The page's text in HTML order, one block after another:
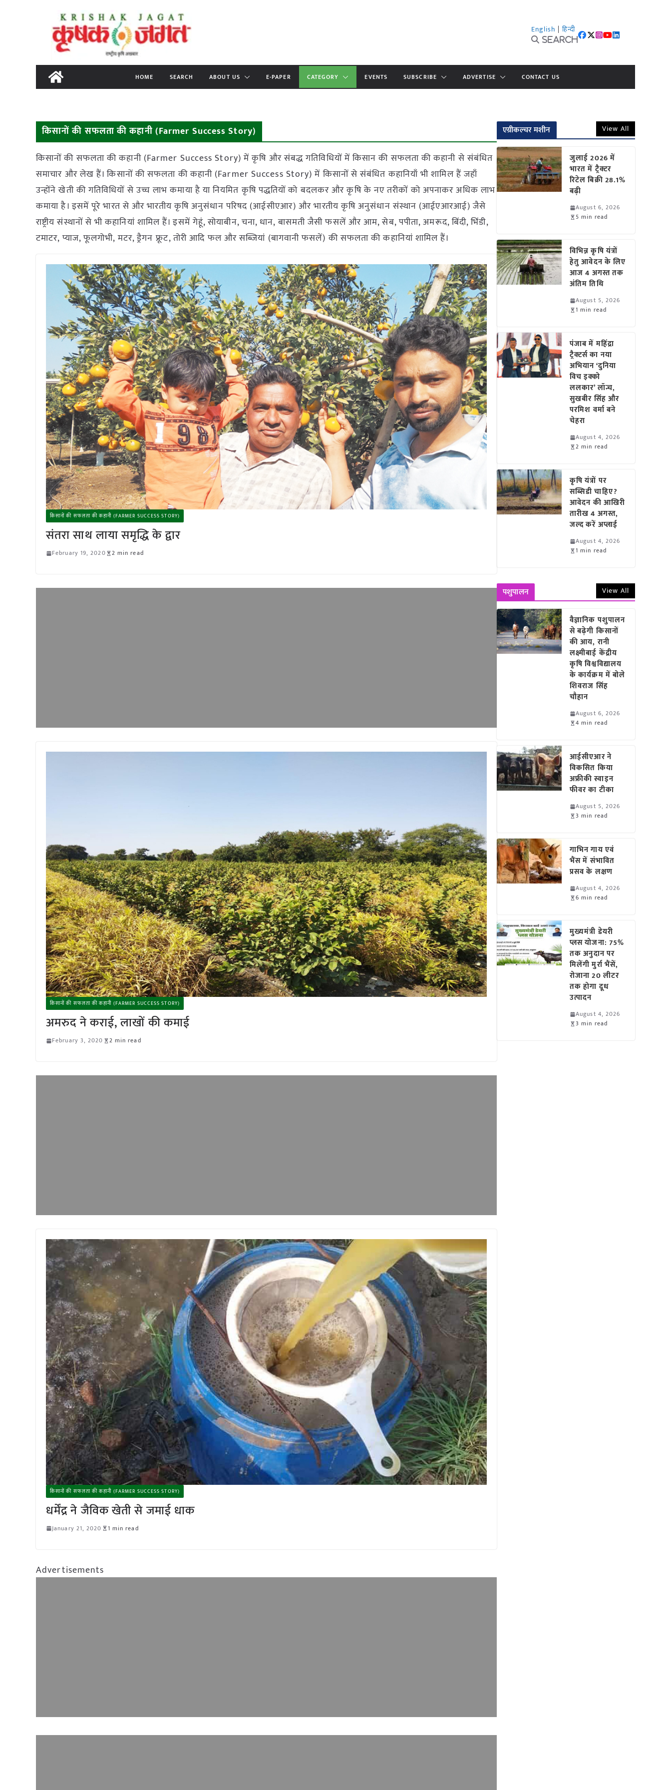
content
English | हिन्दी
Search
HOME SEARCH ABOUT US E-PAPER CATEGORY EVENTS SUBSCRIBE ADVERTISE CONTACT US
किसानों की सफलता की कहानी (Farmer Success Story)
किसानों की सफलता की कहानी (Farmer Success Story) में कृषि और संबद्ध गतिविधियों में किसान की सफलता की कहानी से संबंधित
समाचार और लेख हैं। किसानों की सफलता की कहानी (Farmer Success Story) में किसानों से संबंधित कहानियाँ भी शामिल हैं जहाँ
उन्होंने खेती की गतिविधियों से उच्च लाभ कमाया है या नियमित कृषि पद्धतियों को बदलकर और कृषि के नए तरीकों को अपनाकर अधिक लाभ
कमाया है। इसमें पूरे भारत से और भारतीय कृषि अनुसंधान परिषद (आईसीएआर) और भारतीय कृषि अनुसंधान संस्थान (आईएआरआई) जैसे
राष्ट्रीय संस्थानों से भी कहानियां शामिल हैं। इसमें गेहूं, सोयाबीन, चना, धान, बासमती जैसी फसलें और आम, सेब, पपीता, अमरूद, बिंदी, भिंडी,
टमाटर, प्याज, फूलगोभी, मटर, ड्रैगन फ्रूट, तोरी आदि फल और सब्जियां (बागवानी फसलें) की सफलता की कहानियां शामिल हैं।
किसानों की सफलता की कहानी (FARMER SUCCESS STORY)
संतरा साथ लाया समृद्धि के द्वार
February 19, 2020 2 min read
किसानों की सफलता की कहानी (FARMER SUCCESS STORY)
अमरुद ने कराई, लाखों की कमाई
February 3, 2020 2 min read
किसानों की सफलता की कहानी (FARMER SUCCESS STORY)
धर्मेंद्र ने जैविक खेती से जमाई धाक
January 21, 2020 1 min read
Advertisements
एग्रीकल्चर मशीन View All
जुलाई 2026 में
भारत में ट्रैक्टर
रिटेल बिक्री 28.1%
बढ़ी
August 6, 2026
5 min read
विभिन्न कृषि यंत्रों
हेतु आवेदन के लिए
आज 4 अगस्त तक
अंतिम तिथि
August 5, 2026
1 min read
पंजाब में महिंद्रा
ट्रैक्टर्स का नया
अभियान ‘दुनिया
विच इक्को
ललकार’ लॉन्च,
सुखबीर सिंह और
परमिश वर्मा बने
चेहरा
August 4, 2026
2 min read
कृषि यंत्रों पर
सब्सिडी चाहिए?
आवेदन की आखिरी
तारीख 4 अगस्त,
जल्द करें अप्लाई
August 4, 2026
1 min read
पशुपालन View All
वैज्ञानिक पशुपालन
से बढ़ेगी किसानों
की आय, रानी
लक्ष्मीबाई केंद्रीय
कृषि विश्वविद्यालय
के कार्यक्रम में बोले
शिवराज सिंह
चौहान
August 6, 2026
4 min read
आईसीएआर ने
विकसित किया
अफ्रीकी स्वाइन
फीवर का टीका
August 5, 2026
3 min read
गाभिन गाय एवं
भैंस में संभावित
प्रसव के लक्षण
August 4, 2026
6 min read
मुख्यमंत्री डेयरी
प्लस योजना: 75%
तक अनुदान पर
मिलेंगी मुर्रा भैंसें,
रोजाना 20 लीटर
तक होगा दूध
उत्पादन
August 4, 2026
3 min read